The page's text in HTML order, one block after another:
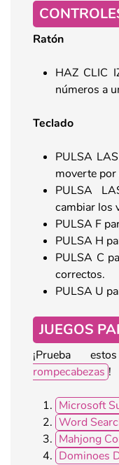
Ratón
HAZ CLIC
números a
Teclado
PULSA
moverte por
PULSA
cambiar los
PULSA F
PULSA H
PULSA C
correctos.
PULSA U
JUEGOS
¡Prueba
rompecabezas !
Microsoft
Word
Mahjong
Dominoes